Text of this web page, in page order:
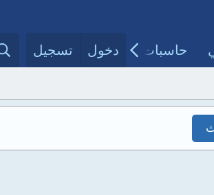
حاسبات طبية مقالات الأطباءدخول تسجيل